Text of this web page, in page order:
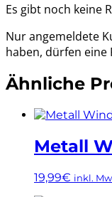
Es gibt noch keine
Nur angemeldete
haben, dürfen eine
Ähnliche
Metall
19,99€ inkl.